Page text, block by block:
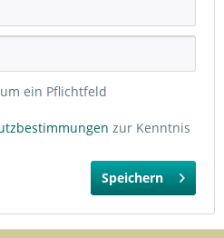
ein Pflichtfeld
zur Kenntnis
Speichern